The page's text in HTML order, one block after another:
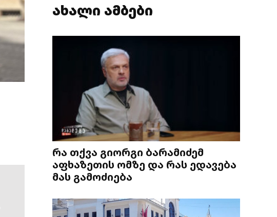
ახალი ამბები
რა თქვა გიორგი ბარამიძემ
აფხაზეთის ომზე და რას ედავება
მას გამოძიება